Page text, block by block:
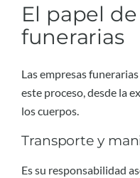
El papel
funerarias
Las empresas
este proceso, desde la
los cuerpos.
Transporte y
Es su responsabilidad